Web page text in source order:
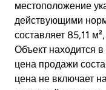
местоположение
действующими
составляет 85,11
Объект находится
цена продажи
цена не включает